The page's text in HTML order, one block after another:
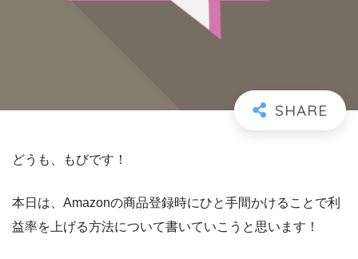
どうも、もびです！
本日は、Amazonの商品登録時にひと手間かけることで利
益率を上げる方法について書いていこうと思います！